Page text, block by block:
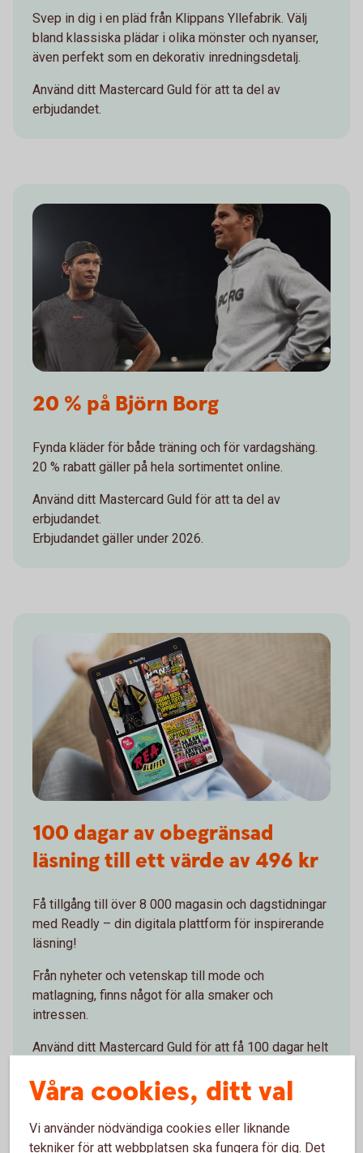
Svep in dig i en pläd från Klippans Yllefabrik. Välj
bland klassiska plädar i olika mönster och nyanser,
även perfekt som en dekorativ inredningsdetalj.
Använd ditt Mastercard Guld för att ta del av
erbjudandet.
20 % på Björn Borg
Fynda kläder för både träning och för vardagshäng.
20 % rabatt gäller på hela sortimentet online.
Använd ditt Mastercard Guld för att ta del av
erbjudandet.
Erbjudandet gäller under 2026.
100 dagar av obegränsad
läsning till ett värde av 496 kr
Få tillgång till över 8 000 magasin och dagstidningar
med Readly – din digitala plattform för inspirerande
läsning!
Från nyheter och vetenskap till mode och
matlagning, finns något för alla smaker och
intressen.
Använd ditt Mastercard Guld för att få 100 dagar helt
Använd ditt Mastercard Guld för att ta del av
Våra cookies, ditt val
Vi använder nödvändiga cookies eller liknande
tekniker för att webbplatsen ska fungera för dig. Det